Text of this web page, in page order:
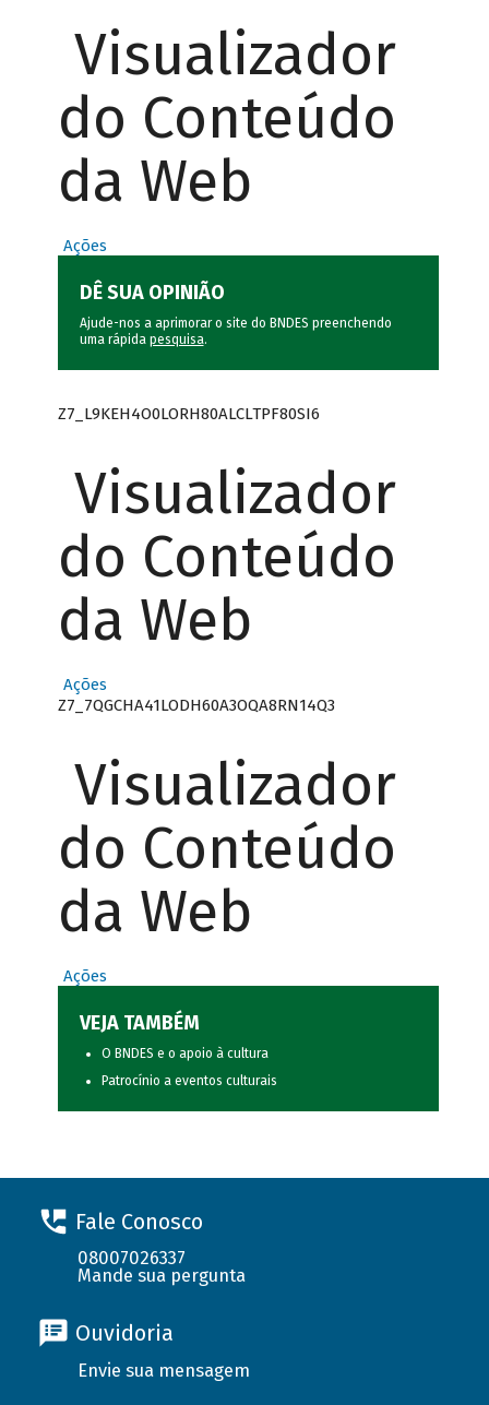
Visualizador
do Conteúdo
da Web
Ações
DÊ SUA OPINIÃO
Ajude-nos a aprimorar o site do BNDES preenchendo
uma rápida pesquisa.
Z7_L9KEH4O0LORH80ALCLTPF80SI6
Visualizador
do Conteúdo
da Web
Ações
Z7_7QGCHA41LODH60A3OQA8RN14Q3
Visualizador
do Conteúdo
da Web
Ações
VEJA TAMBÉM
O BNDES e o apoio à cultura
Patrocínio a eventos culturais
Fale Conosco
08007026337
Mande sua pergunta
Ouvidoria
Envie sua mensagem